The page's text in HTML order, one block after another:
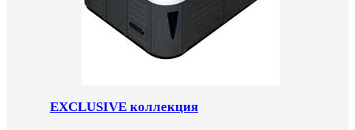
EXCLUSIVE коллекция